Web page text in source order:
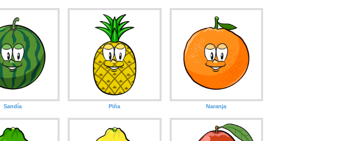
Sandía Piña Naranja